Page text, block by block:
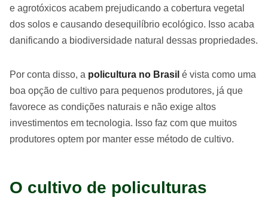
e agrotóxicos acabem prejudicando a cobertura vegetal
dos solos e causando desequilíbrio ecológico. Isso acaba
danificando a biodiversidade natural dessas propriedades.
Por conta disso, a policultura no Brasil é vista como uma
boa opção de cultivo para pequenos produtores, já que
favorece as condições naturais e não exige altos
investimentos em tecnologia. Isso faz com que muitos
produtores optem por manter esse método de cultivo.
O cultivo de policulturas